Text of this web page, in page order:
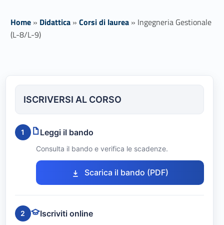
Home » Didattica » Corsi di laurea » Ingegneria Gestionale
(L-8/L-9)
ISCRIVERSI AL CORSO
1 Leggi il bando
Consulta il bando e verifica le scadenze.
Scarica il bando (PDF)
2 Iscriviti online